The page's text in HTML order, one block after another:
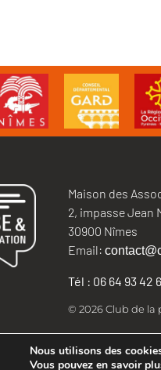
Maison des
2, impasse Jean
30900 Nîmes
Email:
Tél : 06 64 93 42
© 2026 Club de la
Nous utilisons des
Vous pouvez en savoir